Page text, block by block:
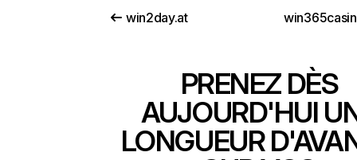
win2day.at
PRENEZ DÈS
AUJOURD'HUI
LONGUEUR